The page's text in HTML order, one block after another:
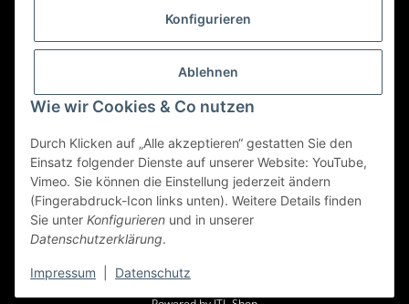
Konfigurieren
Ablehnen
Wie wir Cookies & Co nutzen
Durch Klicken auf „Alle akzeptieren“ gestatten Sie den
Einsatz folgender Dienste auf unserer Website: YouTube,
Vimeo. Sie können die Einstellung jederzeit ändern
(Fingerabdruck-Icon links unten). Weitere Details finden
Sie unter Konfigurieren und in unserer
Datenschutzerklärung.
Impressum Datenschutz
Gesetzliche Informationen